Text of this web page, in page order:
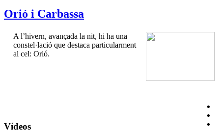
Orió i Carbassa
A l’hivern, avançada la nit, hi ha una
constel·lació que destaca particularment
al cel: Orió.
Vídeos